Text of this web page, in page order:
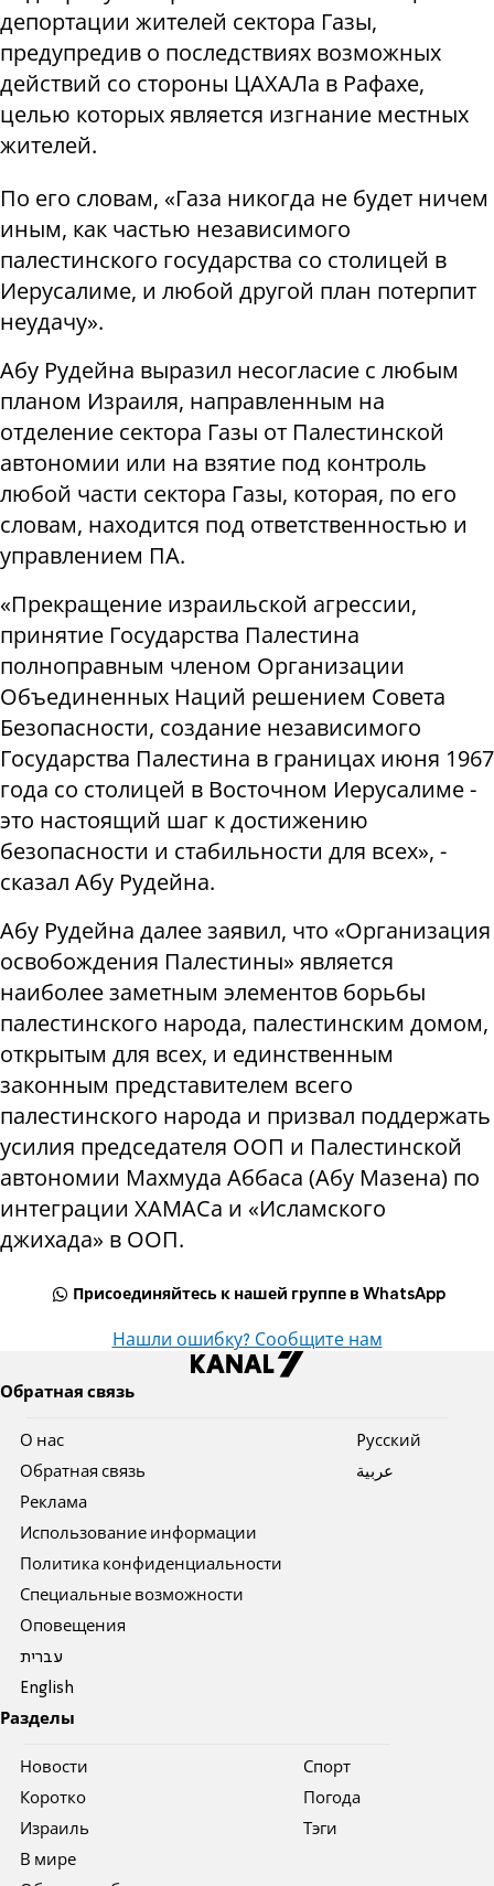
депортации жителей сектора Газы,
предупредив о последствиях возможных
действий со стороны ЦАХАЛа в Рафахе,
целью которых является изгнание местных
жителей.
По его словам, «Газа никогда не будет ничем
иным, как частью независимого
палестинского государства со столицей в
Иерусалиме, и любой другой план потерпит
неудачу».
Абу Рудейна выразил несогласие с любым
планом Израиля, направленным на
отделение сектора Газы от Палестинской
автономии или на взятие под контроль
любой части сектора Газы, которая, по его
словам, находится под ответственностью и
управлением ПА.
«Прекращение израильской агрессии,
принятие Государства Палестина
полноправным членом Организации
Объединенных Наций решением Совета
Безопасности, создание независимого
Государства Палестина в границах июня 1967
года со столицей в Восточном Иерусалиме -
это настоящий шаг к достижению
безопасности и стабильности для всех», -
сказал Абу Рудейна.
Абу Рудейна далее заявил, что «Организация
освобождения Палестины» является
наиболее заметным элементов борьбы
палестинского народа, палестинским домом,
открытым для всех, и единственным
законным представителем всего
палестинского народа и призвал поддержать
усилия председателя ООП и Палестинской
автономии Махмуда Аббаса (Абу Мазена) по
интеграции ХАМАСа и «Исламского
джихада» в ООП.
Присоединяйтесь к нашей группе в WhatsApp
Нашли ошибку? Сообщите нам
Обратная связь
О нас
Обратная связь
Реклама
Использование информации
Политика конфиденциальности
Специальные возможности
Оповещения
עברית
English
Pусский
عربية
Разделы
Новости
Коротко
Израиль
В мире
Спорт
Погода
Тэги